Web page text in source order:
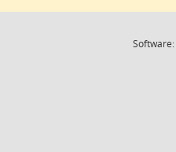
Software: